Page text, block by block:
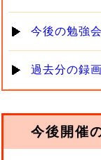
今後の勉強
過去分の録
今後開催